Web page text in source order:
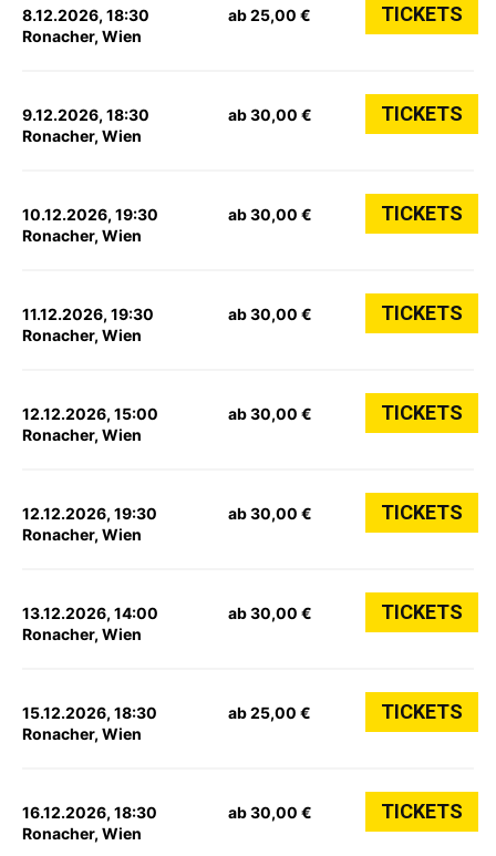
8.12.2026, 18:30
Ronacher, Wien
ab 25,00 € TICKETS
9.12.2026, 18:30
Ronacher, Wien
ab 30,00 € TICKETS
10.12.2026, 19:30
Ronacher, Wien
ab 30,00 € TICKETS
11.12.2026, 19:30
Ronacher, Wien
ab 30,00 € TICKETS
12.12.2026, 15:00
Ronacher, Wien
ab 30,00 € TICKETS
12.12.2026, 19:30
Ronacher, Wien
ab 30,00 € TICKETS
13.12.2026, 14:00
Ronacher, Wien
ab 30,00 € TICKETS
15.12.2026, 18:30
Ronacher, Wien
ab 25,00 € TICKETS
16.12.2026, 18:30
Ronacher, Wien
ab 30,00 € TICKETS